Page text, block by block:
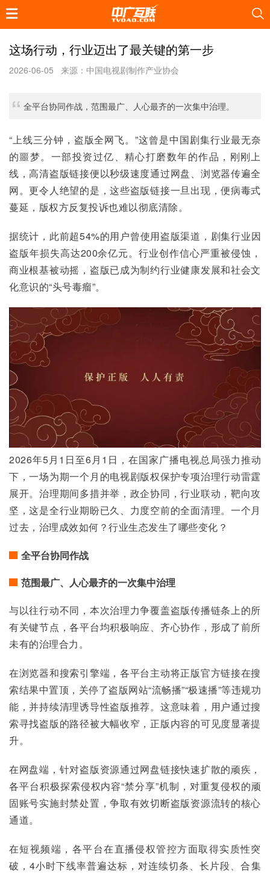
这场行动，行业迈出了最关键的第一步
2026-06-05 来源：中国电视剧制作产业协会
全平台协同作战，范围最广、人心最齐的一次集中治理。
“上线三分钟，盗版全网飞。”这曾是中国剧集行业最无奈
的噩梦。一部投资过亿、精心打磨数年的作品，刚刚上
线，高清盗版链接便以秒级速度通过网盘、浏览器传遍全
网。更令人绝望的是，这些盗版链接一旦出现，便病毒式
蔓延，版权方反复投诉也难以彻底清除。
据统计，此前超54%的用户曾使用盗版渠道，剧集行业因
盗版年损失高达200余亿元。行业创作信心严重被侵蚀，
商业根基被动摇，盗版已成为制约行业健康发展和社会文
化意识的“头号毒瘤”。
2026年5月1日至6月1日，在国家广播电视总局强力推动
下，一场为期一个月的电视剧版权保护专项治理行动雷霆
展开。治理期间多措并举，政企协同，行业联动，靶向攻
坚，这是全行业期盼已久、力度空前的全面清理。一个月
过去，治理成效如何？行业生态发生了哪些变化？
全平台协同作战
范围最广、人心最齐的一次集中治理
与以往行动不同，本次治理力争覆盖盗版传播链条上的所
有关键节点，各平台均积极响应、齐心协作，形成了前所
未有的治理合力。
在浏览器和搜索引擎端，各平台主动将正版官方链接在搜
索结果中置顶，关停了盗版网站“流畅播”“极速播”等违规功
能，并持续清理诱导性盗版推荐。这意味着，用户通过搜
索寻找盗版的路径被大幅收窄，正版内容的可见度显著提
升。
在网盘端，针对盗版资源通过网盘链接快速扩散的顽疾，
各平台积极探索侵权内容“禁分享”机制，对重复侵权的顽
固账号实施封禁处置，争取有效切断盗版资源流转的核心
通道。
在短视频端，各平台在直播侵权管控方面取得实质性突
破，4小时下线率普遍达标，对连续切条、长片段、合集